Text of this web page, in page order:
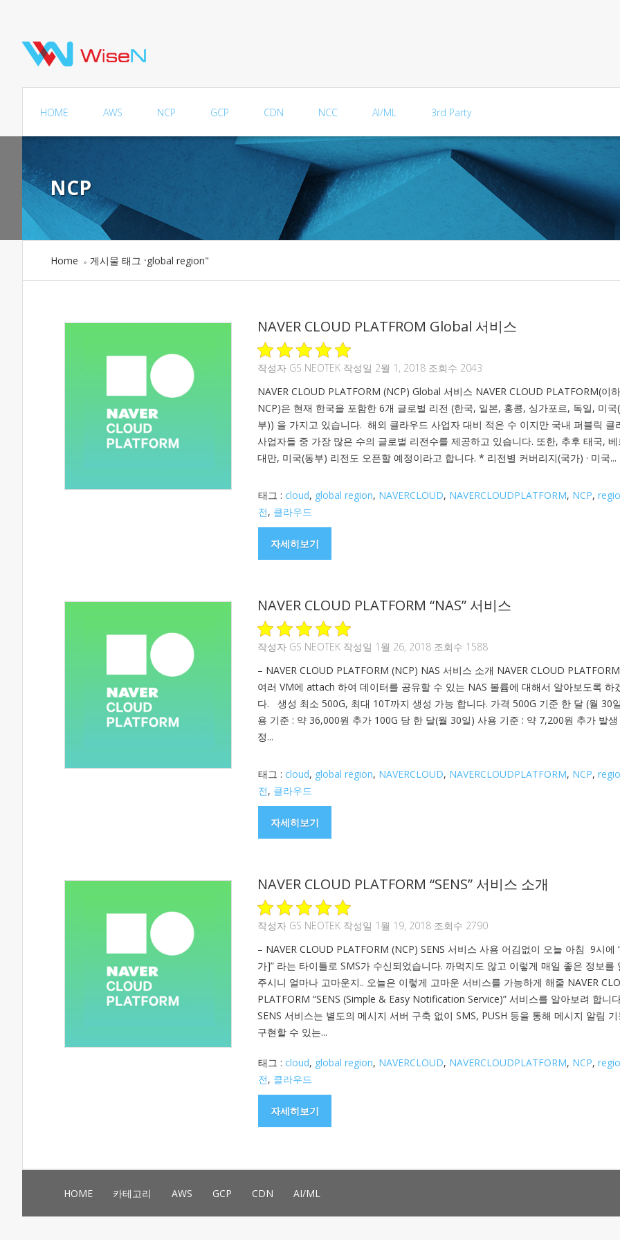
HOME AWS NCP GCP CDN NCC AI/ML 3rd Party
NCP
Home » 게시물 태그 "global region"
NAVER CLOUD PLATFROM Global 서비스
작성자 GS NEOTEK 작성일 2월 1, 2018 조회수 2043
NAVER CLOUD PLATFORM (NCP) Global 서비스 NAVER CLOUD PLATFORM(이하
NCP)은 현재 한국을 포함한 6개 글로벌 리전 (한국, 일본, 홍콩, 싱가포르, 독일, 미국
부)) 을 가지고 있습니다. 해외 클라우드 사업자 대비 적은 수 이지만 국내 퍼블릭 클
사업자들 중 가장 많은 수의 글로벌 리전수를 제공하고 있습니다. 또한, 추후 태국,
대만, 미국(동부) 리전도 오픈할 예정이라고 합니다. * 리전별 커버리지(국가) · 미국...
태그 : cloud, global region, NAVERCLOUD, NAVERCLOUDPLATFORM, NCP,
전, 클라우드
자세히보기
NAVER CLOUD PLATFORM “NAS” 서비스
작성자 GS NEOTEK 작성일 1월 26, 2018 조회수 1588
– NAVER CLOUD PLATFORM (NCP) NAS 서비스 소개 NAVER CLOUD
여러 VM에 attach 하여 데이터를 공유할 수 있는 NAS 볼륨에 대해서 알아보도록 하
다. 생성 최소 500G, 최대 10T까지 생성 가능 합니다. 가격 500G 기준 한 달 (월 30
용 기준 : 약 36,000원 추가 100G 당 한 달(월 30일) 사용 기준 : 약 7,200원 추가 발
정...
태그 : cloud, global region, NAVERCLOUD, NAVERCLOUDPLATFORM, NCP,
전, 클라우드
자세히보기
NAVER CLOUD PLATFORM “SENS” 서비스 소개
작성자 GS NEOTEK 작성일 1월 19, 2018 조회수 2790
– NAVER CLOUD PLATFORM (NCP) SENS 서비스 사용 어김없이 오늘 아침 9시에
가]” 라는 타이틀로 SMS가 수신되었습니다. 까먹지도 않고 이렇게 매일 좋은 정보를
주시니 얼마나 고마운지.. 오늘은 이렇게 고마운 서비스를 가능하게 해줄 NAVER
PLATFORM “SENS (Simple & Easy Notification Service)” 서비스를 알아보려 합니
SENS 서비스는 별도의 메시지 서버 구축 없이 SMS, PUSH 등을 통해 메시지 알림
구현할 수 있는...
태그 : cloud, global region, NAVERCLOUD, NAVERCLOUDPLATFORM, NCP,
전, 클라우드
자세히보기
HOME 카테고리 AWS GCP CDN AI/ML